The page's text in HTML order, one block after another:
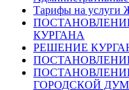
Тарифы на услуги
КУРГАНА
РЕШЕНИЕ
ГОРОДСКОЙ